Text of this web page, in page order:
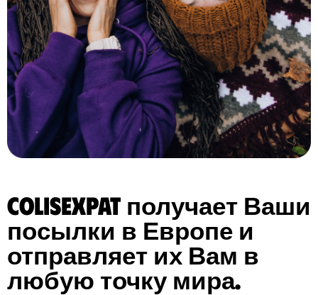
ColisExpat получает Ваши
посылки в Европе и
отправляет их Вам в
любую точку мира.